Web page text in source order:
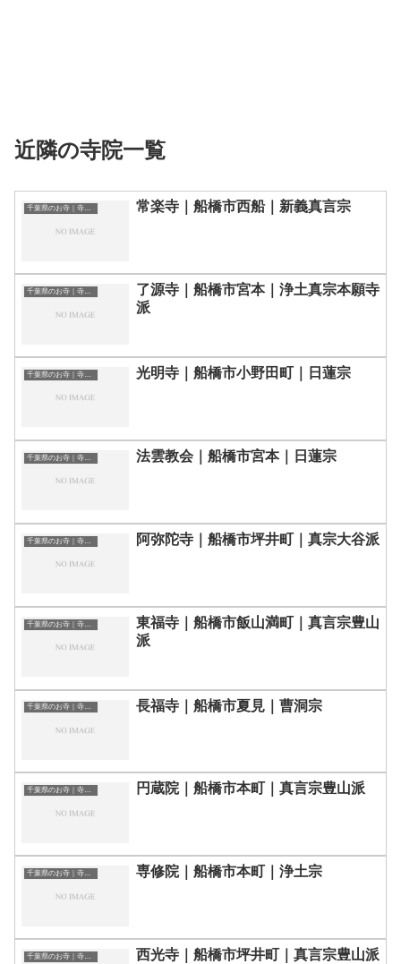
近隣の寺院一覧
千葉県のお寺｜寺院一覧 常楽寺｜船橋市西船｜新義真言宗
千葉県のお寺｜寺院一覧
了源寺｜船橋市宮本｜浄土真宗本願寺
派
千葉県のお寺｜寺院一覧 光明寺｜船橋市小野田町｜日蓮宗
千葉県のお寺｜寺院一覧 法雲教会｜船橋市宮本｜日蓮宗
千葉県のお寺｜寺院一覧 阿弥陀寺｜船橋市坪井町｜真宗大谷派
千葉県のお寺｜寺院一覧
東福寺｜船橋市飯山満町｜真言宗豊山
派
千葉県のお寺｜寺院一覧 長福寺｜船橋市夏見｜曹洞宗
千葉県のお寺｜寺院一覧 円蔵院｜船橋市本町｜真言宗豊山派
千葉県のお寺｜寺院一覧 専修院｜船橋市本町｜浄土宗
千葉県のお寺｜寺院一覧 西光寺｜船橋市坪井町｜真言宗豊山派